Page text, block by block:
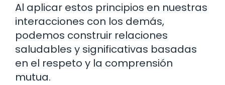
Al aplicar estos principios en nuestras
interacciones con los demás,
podemos construir relaciones
saludables y significativas basadas
en el respeto y la comprensión
mutua.